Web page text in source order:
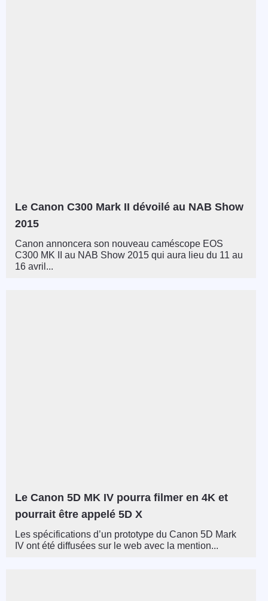
Le Canon C300 Mark II dévoilé au NAB Show
2015
Canon annoncera son nouveau caméscope EOS
C300 MK II au NAB Show 2015 qui aura lieu du 11 au
16 avril...
Le Canon 5D MK IV pourra filmer en 4K et
pourrait être appelé 5D X
Les spécifications d’un prototype du Canon 5D Mark
IV ont été diffusées sur le web avec la mention...